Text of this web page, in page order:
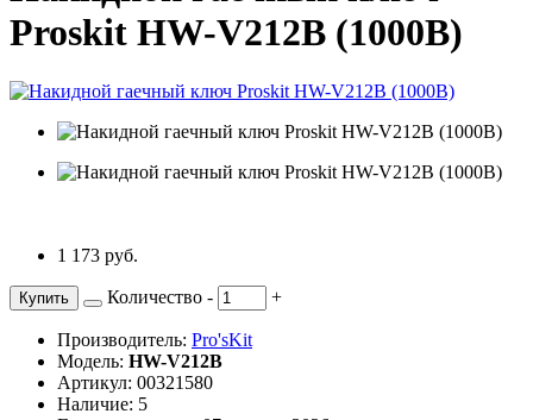
Proskit HW-V212B (1000В)
1 173 руб.
Купить Количество - +
Производитель: Pro'sKit
Модель: HW-V212B
Артикул: 00321580
Наличие: 5